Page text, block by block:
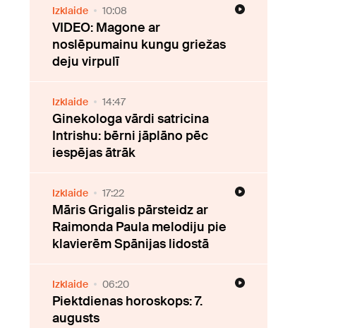
Izklaide 10:08
VIDEO: Magone ar
noslēpumainu kungu griežas
deju virpulī
Izklaide 14:47
Ginekologa vārdi satricina
Intrishu: bērni jāplāno pēc
iespējas ātrāk
Izklaide 17:22
Māris Grigalis pārsteidz ar
Raimonda Paula melodiju pie
klavierēm Spānijas lidostā
Izklaide 06:20
Piektdienas horoskops: 7.
augusts